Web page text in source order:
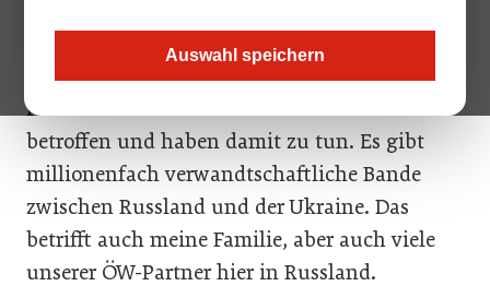
Auswahl speichern
Handy, um die neuesten Informationen zu
bekommen. Viele Bekannte, Verwandte oder
Freunde sind unmittelbar von der Situation
betroffen und haben damit zu tun. Es gibt
millionenfach verwandtschaftliche Bande
zwischen Russland und der Ukraine. Das
betrifft auch meine Familie, aber auch viele
unserer ÖW-Partner hier in Russland.